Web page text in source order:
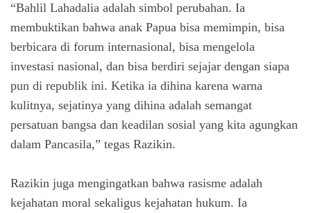
“Bahlil Lahadalia adalah simbol perubahan. Ia
membuktikan bahwa anak Papua bisa memimpin, bisa
berbicara di forum internasional, bisa mengelola
investasi nasional, dan bisa berdiri sejajar dengan siapa
pun di republik ini. Ketika ia dihina karena warna
kulitnya, sejatinya yang dihina adalah semangat
persatuan bangsa dan keadilan sosial yang kita agungkan
dalam Pancasila,” tegas Razikin.
Razikin juga mengingatkan bahwa rasisme adalah
kejahatan moral sekaligus kejahatan hukum. Ia